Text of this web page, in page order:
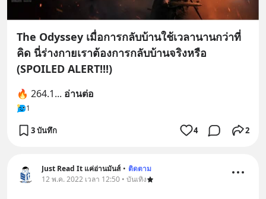
The Odyssey เมื่อการกลับบ้านใช้เวลานานกว่าที่
คิด นี่ร่างกายเราต้องการกลับบ้านจริงหรือ
(SPOILED ALERT!!!)
🔥 264.1... อ่านต่อ
1
3 บันทึก 4 2
Just Read It แค่อ่านมันส์ • ติดตาม
12 พ.ค. 2022 เวลา 12:50 • บันเทิง